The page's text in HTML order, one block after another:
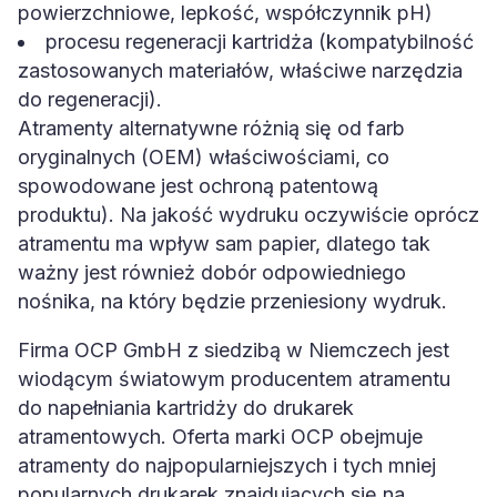
powierzchniowe, lepkość, współczynnik pH)
procesu regeneracji kartridża (kompatybilność
zastosowanych materiałów, właściwe narzędzia
do regeneracji).
Atramenty alternatywne różnią się od farb
oryginalnych (OEM) właściwościami, co
spowodowane jest ochroną patentową
produktu). Na jakość wydruku oczywiście oprócz
atramentu ma wpływ sam papier, dlatego tak
ważny jest również dobór odpowiedniego
nośnika, na który będzie przeniesiony wydruk.
Firma OCP GmbH z siedzibą w Niemczech jest
wiodącym światowym producentem atramentu
do napełniania kartridży do drukarek
atramentowych. Oferta marki OCP obejmuje
atramenty do najpopularniejszych i tych mniej